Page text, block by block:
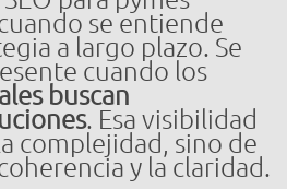
se entiende
a largo plazo. Se
cuando los
buscan
. Esa visibilidad
complejidad, sino de
y la claridad.